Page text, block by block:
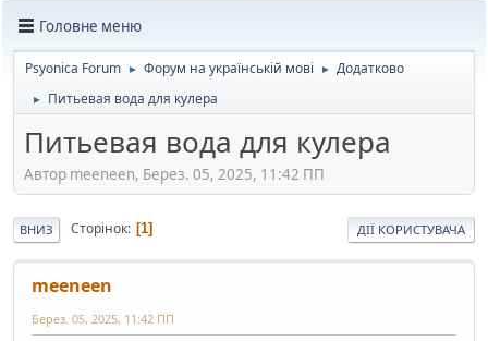
Головне меню
Psyonica Forum ► Форум на українській мові ► Додатково
► Питьевая вода для кулера
Питьевая вода для кулера
Автор meeneen, Берез. 05, 2025, 11:42 ПП
ВНИЗ Сторінок 1 ДІЇ КОРИСТУВАЧА
meeneen
Берез. 05, 2025, 11:42 ПП